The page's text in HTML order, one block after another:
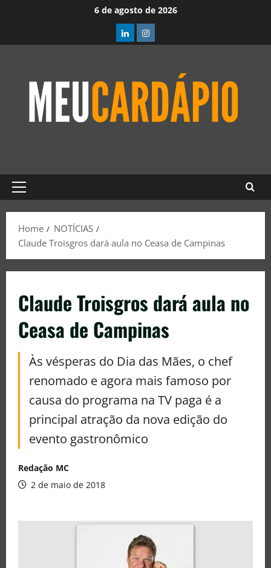
6 de agosto de 2026
Home
NOTÍCIAS
Claude Troisgros dará aula no Ceasa de Campinas
Claude Troisgros dará aula no
Ceasa de Campinas
Às vésperas do Dia das Mães, o chef
renomado e agora mais famoso por
causa do programa na TV paga é a
principal atração da nova edição do
evento gastronômico
Redação MC
2 de maio de 2018